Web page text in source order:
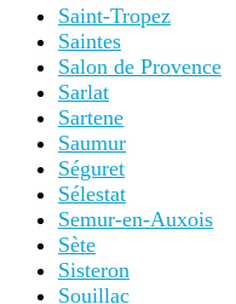
Saint-Tropez
Saintes
Salon de Provence
Sarlat
Sartene
Saumur
Séguret
Sélestat
Semur-en-Auxois
Sète
Sisteron
Souillac